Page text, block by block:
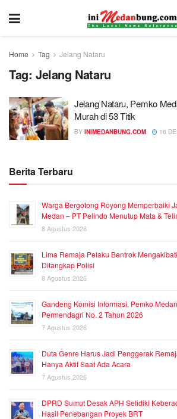
Home Tag Jelang Nataru
Tag: Jelang Nataru
Jelang Nataru, Pemko
Murah di 53 Titik
BY INIMEDANBUNG.COM 16
Berita Terbaru
Warga Bergotong Royong Memperbaiki
Medan – PT Pelindo Menutup Mata &
8 Agustus 2026
Lima Remaja Pelaku Bentrok
Ditangkap Polisi
8 Agustus 2026
Gandeng Komisi Informasi, Pemko
Permendagri No. 2 Tahun 2026
7 Agustus 2026
Duta Genre Harus Jadi Penggerak
Hanya Aktif Saat Ada Acara
7 Agustus 2026
DPRD Sumut Desak APH Selidiki
Hasil Penebangan Proyek BRT